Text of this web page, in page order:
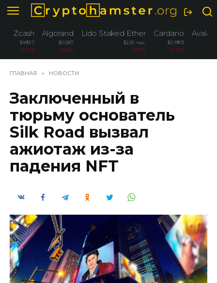
Перейти
содержанию
Zcash
$493.7
-4.20%
Algorand
$0.087
-4.20%
Lido Staked Ether
$2.26 тыс.
-3.76%
Cardano
$0.1903
-3.70%
ГЛАВНАЯ » НОВОСТИ
Заключенный в
тюрьму основатель
Silk Road вызвал
ажиотаж из-за
падения NFT